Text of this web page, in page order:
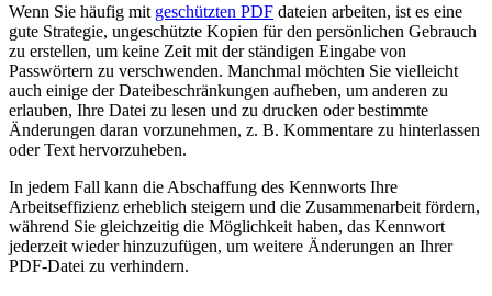
Wenn Sie häufig mit geschützten PDF dateien arbeiten, ist es eine
gute Strategie, ungeschützte Kopien für den persönlichen Gebrauch
zu erstellen, um keine Zeit mit der ständigen Eingabe von
Passwörtern zu verschwenden. Manchmal möchten Sie vielleicht
auch einige der Dateibeschränkungen aufheben, um anderen zu
erlauben, Ihre Datei zu lesen und zu drucken oder bestimmte
Änderungen daran vorzunehmen, z. B. Kommentare zu hinterlassen
oder Text hervorzuheben.
In jedem Fall kann die Abschaffung des Kennworts Ihre
Arbeitseffizienz erheblich steigern und die Zusammenarbeit fördern,
während Sie gleichzeitig die Möglichkeit haben, das Kennwort
jederzeit wieder hinzuzufügen, um weitere Änderungen an Ihrer
PDF-Datei zu verhindern.